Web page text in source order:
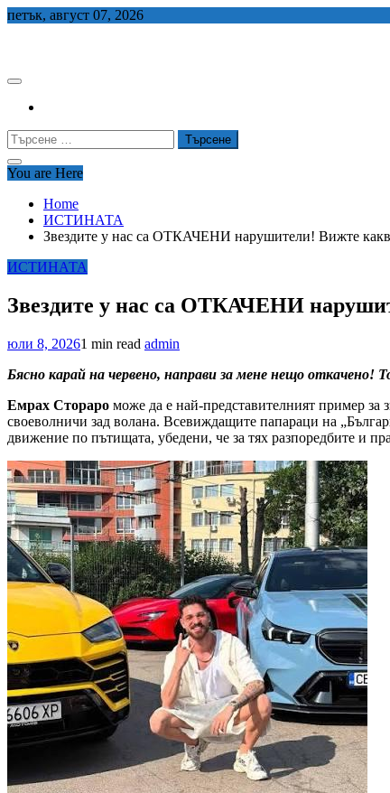
Skip
петък, август 07, 2026
Търсене
за:
You are Here
Home
ИСТИНАТА
Звездите у нас са ОТКАЧЕНИ нарушители! Вижте
ИСТИНАТА
Звездите у нас са ОТКАЧЕНИ
юли 8, 20261 min read admin
Бясно карай на червено, направи за мене нещо
Емрах Стораро може да е най-представителният пример за
своеволничи зад волана. Всевиждащите папараци на
движение по пътищата, убедени, че за тях разпоредбите и